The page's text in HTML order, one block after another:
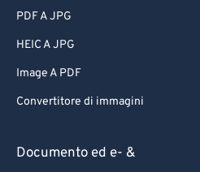
PDF A JPG
HEIC A JPG
Image A PDF
Convertitore di immagini
Documento ed e- &